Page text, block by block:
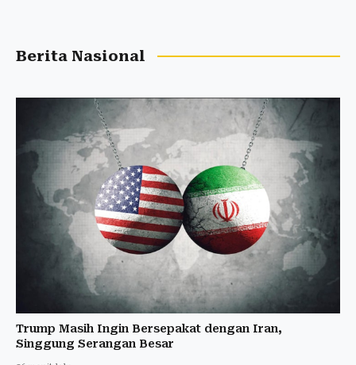
Berita Nasional
Trump Masih Ingin Bersepakat dengan Iran,
Singgung Serangan Besar